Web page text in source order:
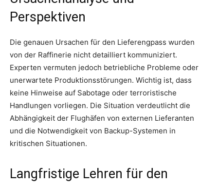
Perspektiven
Die genauen Ursachen für den Lieferengpass wurden
von der Raffinerie nicht detailliert kommuniziert.
Experten vermuten jedoch betriebliche Probleme oder
unerwartete Produktionsstörungen. Wichtig ist, dass
keine Hinweise auf Sabotage oder terroristische
Handlungen vorliegen. Die Situation verdeutlicht die
Abhängigkeit der Flughäfen von externen Lieferanten
und die Notwendigkeit von Backup-Systemen in
kritischen Situationen.
Langfristige Lehren für den